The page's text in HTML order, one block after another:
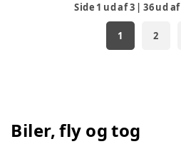
Side 1 ud af3 |36ud af
1 2
Biler, fly og tog